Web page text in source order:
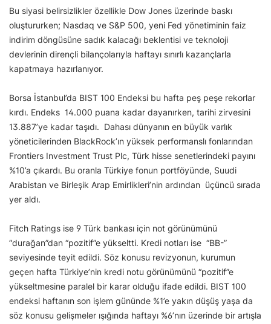
Bu siyasi belirsizlikler özellikle Dow Jones üzerinde baskı
oluştururken; Nasdaq ve S&P 500, yeni Fed yönetiminin faiz
indirim döngüsüne sadık kalacağı beklentisi ve teknoloji
devlerinin dirençli bilançolarıyla haftayı sınırlı kazançlarla
kapatmaya hazırlanıyor.
Borsa İstanbul’da BIST 100 Endeksi bu hafta peş peşe rekorlar
kırdı. Endeks 14.000 puana kadar dayanırken, tarihi zirvesini
13.887’ye kadar taşıdı. Dahası dünyanın en büyük varlık
yöneticilerinden BlackRock’ın yüksek performanslı fonlarından
Frontiers Investment Trust Plc, Türk hisse senetlerindeki payını
%10’a çıkardı. Bu oranla Türkiye fonun portföyünde, Suudi
Arabistan ve Birleşik Arap Emirlikleri’nin ardından üçüncü sırada
yer aldı.
Fitch Ratings ise 9 Türk bankası için not görünümünü
“durağan”dan “pozitif”e yükseltti. Kredi notları ise “BB-”
seviyesinde teyit edildi. Söz konusu revizyonun, kurumun
geçen hafta Türkiye’nin kredi notu görünümünü “pozitif”e
yükseltmesine paralel bir karar olduğu ifade edildi. BIST 100
endeksi haftanın son işlem gününde %1’e yakın düşüş yaşa da
söz konusu gelişmeler ışığında haftayı %6’nın üzerinde bir artışla